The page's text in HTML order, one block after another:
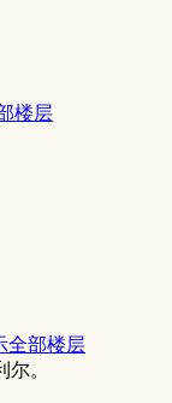
楼层
全部楼层
。